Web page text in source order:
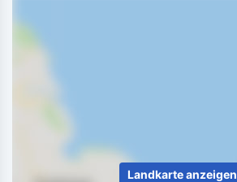
Landkarte anzeigen